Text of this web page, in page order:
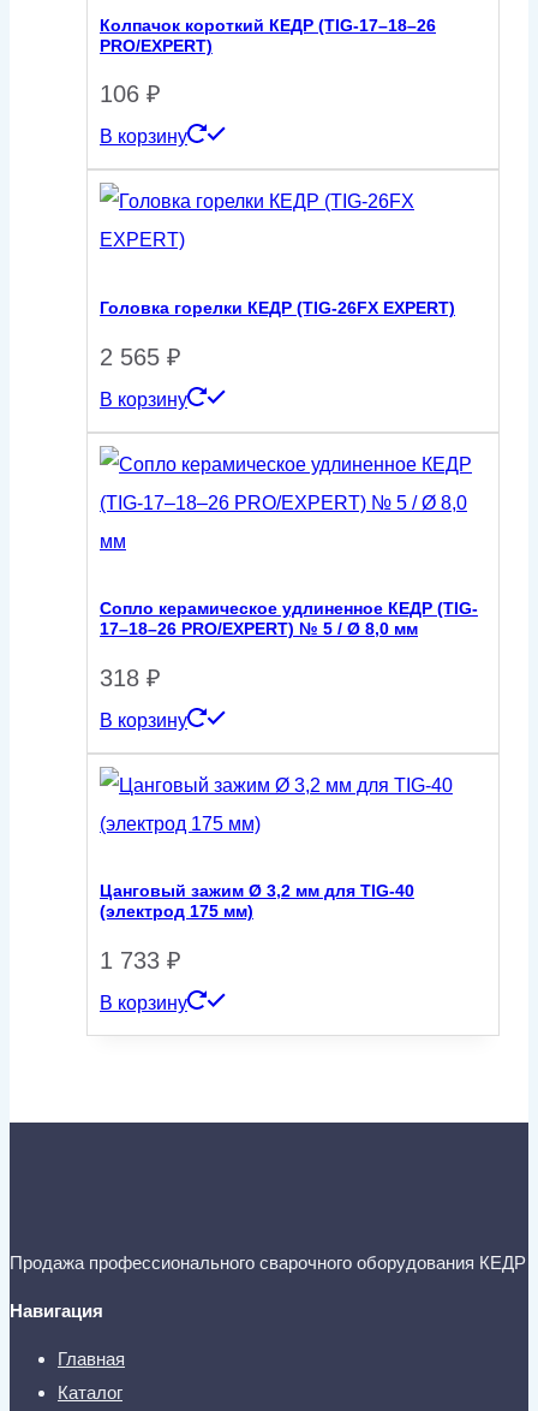
Колпачок короткий КЕДР (TIG-17–18–26
PRO/EXPERT)
106 ₽
В корзину
Головка горелки КЕДР (TIG-26FX EXPERT)
2 565 ₽
В корзину
Сопло керамическое удлиненное КЕДР (TIG-
17–18–26 PRO/EXPERT) № 5 / Ø 8,0 мм
318 ₽
В корзину
Цанговый зажим Ø 3,2 мм для TIG-40
(электрод 175 мм)
1 733 ₽
В корзину
Продажа профессионального сварочного оборудования КЕДР
Навигация
Главная
Каталог